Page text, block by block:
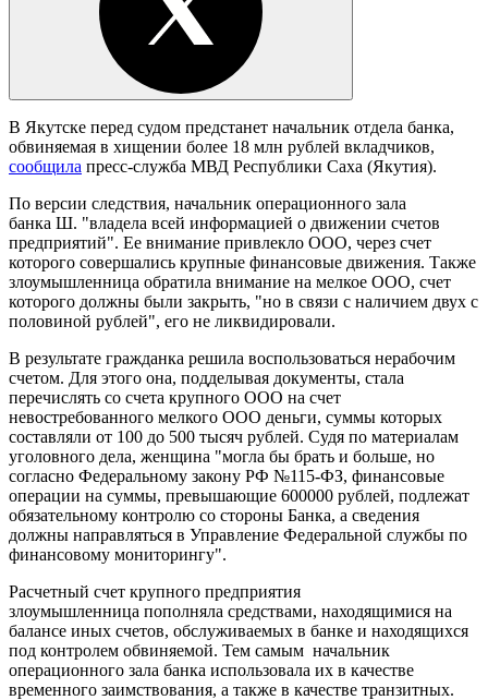
В Якутске перед судом предстанет начальник отдела банка,
обвиняемая в хищении более 18 млн рублей вкладчиков,
сообщила пресс-служба МВД Республики Саха (Якутия).
По версии следствия, начальник операционного зала
банка Ш. "владела всей информацией о движении счетов
предприятий". Ее внимание привлекло ООО, через счет
которого совершались крупные финансовые движения. Также
злоумышленница обратила внимание на мелкое ООО, счет
которого должны были закрыть, "но в связи с наличием двух с
половиной рублей", его не ликвидировали.
В результате гражданка решила воспользоваться нерабочим
счетом. Для этого она, подделывая документы, стала
перечислять со счета крупного ООО на счет
невостребованного мелкого ООО деньги, суммы которых
составляли от 100 до 500 тысяч рублей. Судя по материалам
уголовного дела, женщина "могла бы брать и больше, но
согласно Федеральному закону РФ №115-ФЗ, финансовые
операции на суммы, превышающие 600000 рублей, подлежат
обязательному контролю со стороны Банка, а сведения
должны направляться в Управление Федеральной службы по
финансовому мониторингу".
Расчетный счет крупного предприятия
злоумышленница пополняла средствами, находящимися на
балансе иных счетов, обслуживаемых в банке и находящихся
под контролем обвиняемой. Тем самым начальник
операционного зала банка использовала их в качестве
временного заимствования, а также в качестве транзитных.